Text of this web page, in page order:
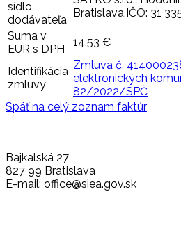
sídlo
dodávateľa
Bratislava,IČO: 31
Suma v
EUR s DPH
14,53 €
Identifikácia
zmluvy
Zmluva č.
elektronických
82/2022/SPČ
Späť na celý zoznam faktúr
Bajkalská 27
827 99 Bratislava
E-mail: office@siea.gov.sk